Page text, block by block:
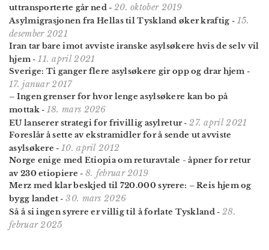
uttransporterte går ned- 20. oktober 2019
Asylmigrasjonen fra Hellas til Tyskland øker kraftig - 15.
desember 2021
Iran tar bare imot avviste iranske asylsøkere hvis de selv vil
hjem -11. april 2021
Sverige: Ti ganger flere asylsøkere gir opp og drar hjem -
17. januar 2017
– Ingen grenser for hvor lenge asylsøkere kan bo på
mottak- 18. mars 2026
EU lanserer strategi for frivillig asylretur-27. april 2021
Foreslår å sette av ekstramidler for å sende ut avviste
asylsøkere - 10. april 2012
Norge enige med Etiopia om returavtale - åpner for retur
av 230 etiopiere - 8. februar 2019
Merz med klar beskjed til 720.000 syrere: – Reis hjem og
bygg landet -30. mars 2026
Så å si ingen syrere er villig til å forlate Tyskland- 28.
februar 2025